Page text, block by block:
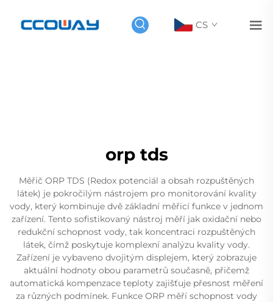
CS
orp tds
Měřič ORP TDS (Redox potenciál a obsah rozpuštěných
látek) je pokročilým nástrojem pro monitorování kvality
vody, který kombinuje dvě základní měřicí funkce v jednom
zařízení. Tento sofistikovaný nástroj měří jak oxidační nebo
redukční schopnost vody, tak koncentraci rozpuštěných
látek, čímž poskytuje komplexní analýzu kvality vody.
Zařízení je vybaveno dvojitým displejem, který zobrazuje
aktuální hodnoty obou parametrů současně, přičemž
automatická kompenzace teploty zajišťuje přesnost měření
za různých podmínek. Funkce ORP měří schopnost vody